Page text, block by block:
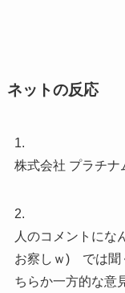
ネットの反応
1.
株式会社 プラチナ
2.
人のコメントにな
お察しｗ) では聞
ちらか一方的な意